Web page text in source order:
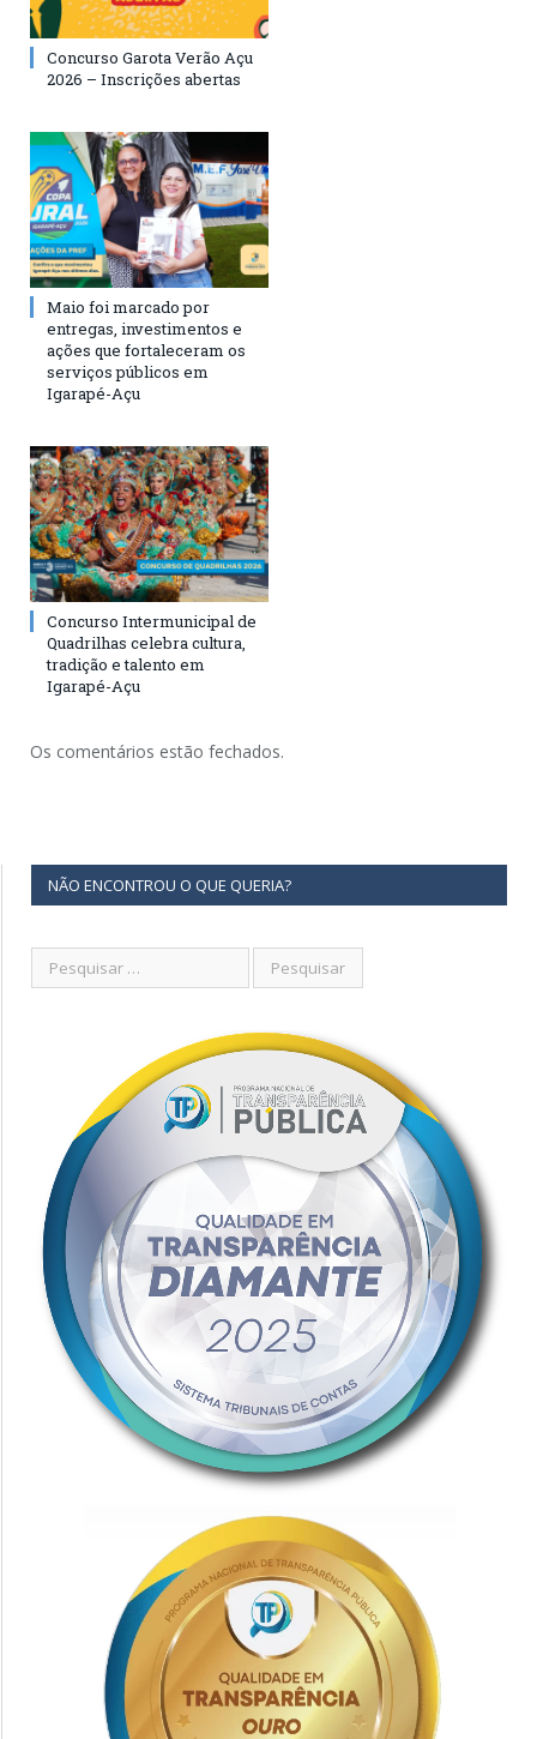
Concurso Garota Verão Açu
2026 – Inscrições abertas
Maio foi marcado por
entregas, investimentos e
ações que fortaleceram os
serviços públicos em
Igarapé-Açu
Concurso Intermunicipal de
Quadrilhas celebra cultura,
tradição e talento em
Igarapé-Açu
Os comentários estão fechados.
NÃO ENCONTROU O QUE QUERIA?